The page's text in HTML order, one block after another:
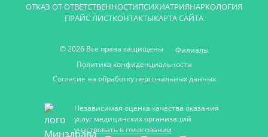
ОТКАЗ ОТ ОТВЕТСТВЕННОСТИПСИХИАТРИЯНАРКОЛОГИЯ
ПРАЙС ЛИСТКОНТАКТЫКАРТА САЙТА
© 2026 Все права защищены
Филиалы
Политика конфиденциальности
Согласие на обработку персональных данных
Независимая оценка качества оказания
услуг медицинских организаций
участвовать в голосовании